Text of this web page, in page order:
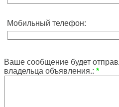
Мобильный телефон:
Ваше сообщение будет
владельца объявления.: *